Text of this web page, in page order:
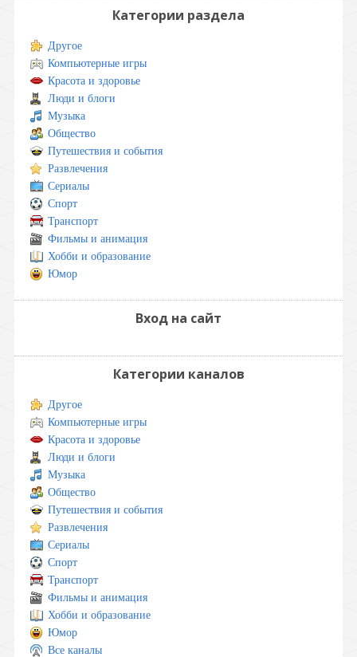
Категории раздела
Другое
Компьютерные игры
Красота и здоровье
Люди и блоги
Музыка
Общество
Путешествия и события
Развлечения
Сериалы
Спорт
Транспорт
Фильмы и анимация
Хобби и образование
Юмор
Вход на сайт
Категории каналов
Другое
Компьютерные игры
Красота и здоровье
Люди и блоги
Музыка
Общество
Путешествия и события
Развлечения
Сериалы
Спорт
Транспорт
Фильмы и анимация
Хобби и образование
Юмор
Все каналы